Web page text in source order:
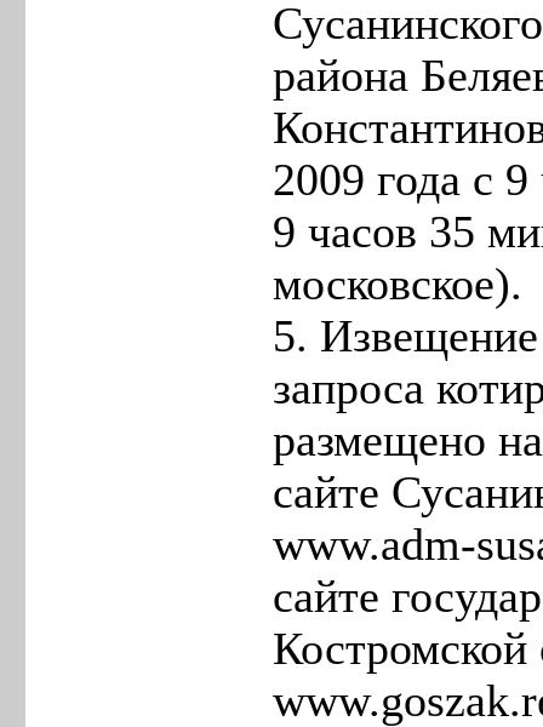
района
2009 года с
9 часов 35
московское).
5.
запроса
размещено
сайте
www.adm-
сайте
Костромской